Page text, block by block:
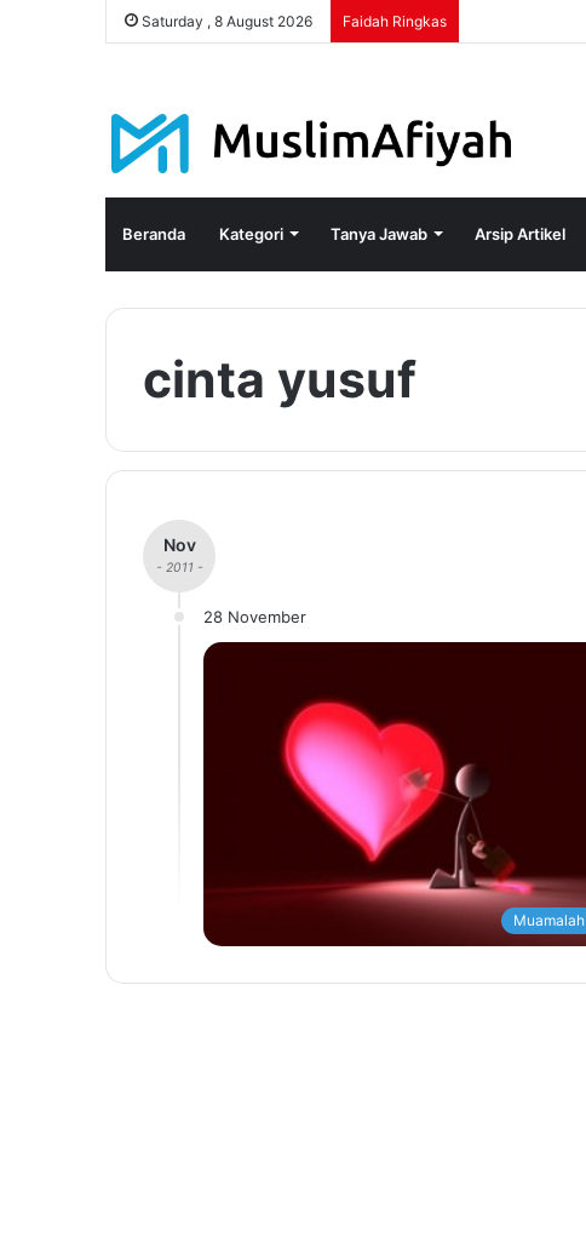
Saturday , 8 August 2026 Faidah Ringkas
Beranda Kategori Tanya Jawab Arsip Artikel
cinta yusuf
Nov
- 2011 -
28 November
Muamalah